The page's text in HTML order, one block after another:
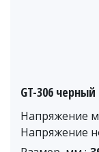
GT-306 черный
Напряжение
Напряжение